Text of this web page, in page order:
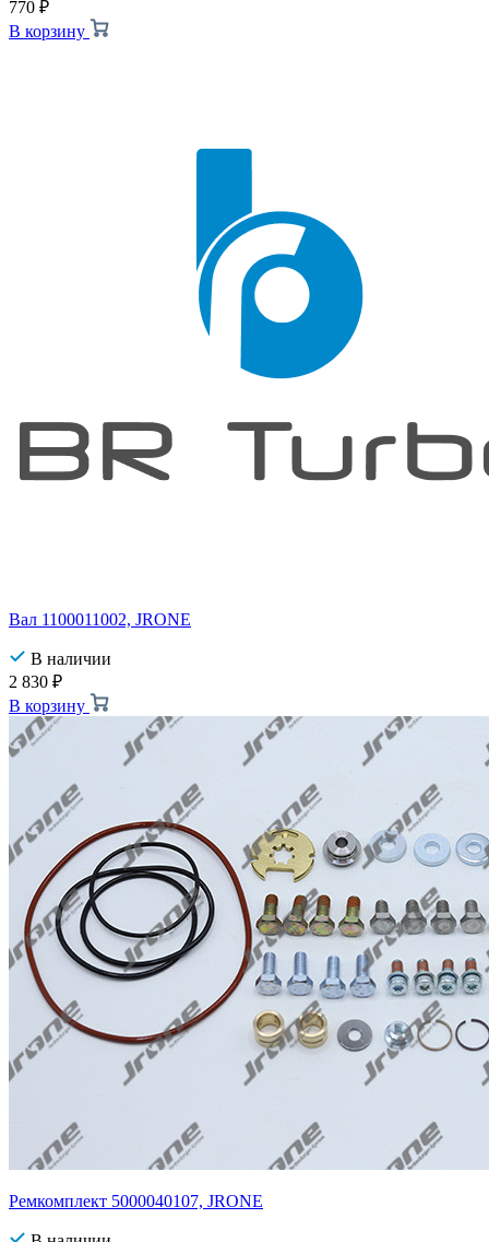
770 ₽
В корзину
Вал 1100011002, JRONE
В наличии
2 830 ₽
В корзину
Ремкомплект 5000040107, JRONE